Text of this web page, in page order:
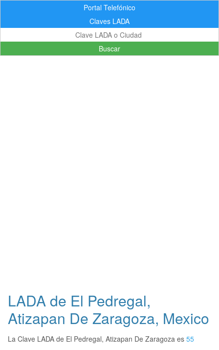
Portal Telefónico
Claves LADA
Buscar
LADA de El Pedregal,
Atizapan De Zaragoza, Mexico
La Clave LADA de El Pedregal, Atizapan De Zaragoza es 55